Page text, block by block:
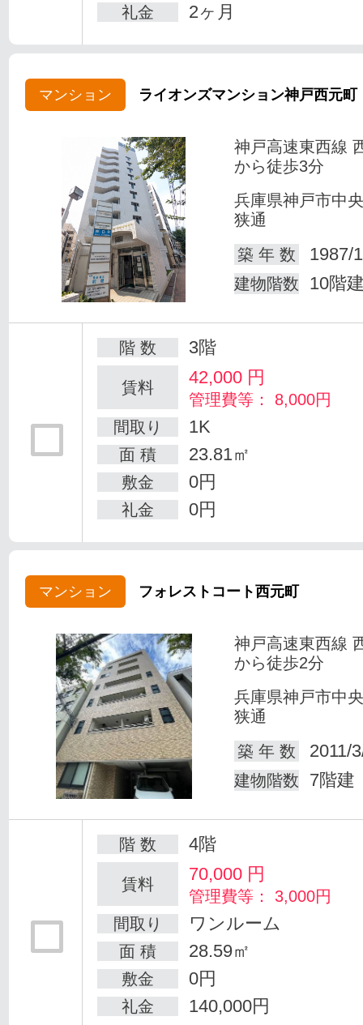
礼金 2ヶ月
マンション ライオンズマンション神戸西元町
神戸高速東西線
から徒歩3分
兵庫県神戸市中
狭通
築 年 数
1987/
建物階数 10階
階 数 3階
賃料 42,000 円
管理費等： 8,000円
間取り
1K
面 積 23.81㎡
敷金 0円
礼金 0円
マンション フォレストコート西元町
神戸高速東西線
から徒歩2分
兵庫県神戸市中
狭通
築 年 数
2011/
建物階数 7階建
階 数 4階
賃料 70,000 円
管理費等： 3,000円
間取り
ワンルーム
面 積 28.59㎡
敷金 0円
礼金 140,000円